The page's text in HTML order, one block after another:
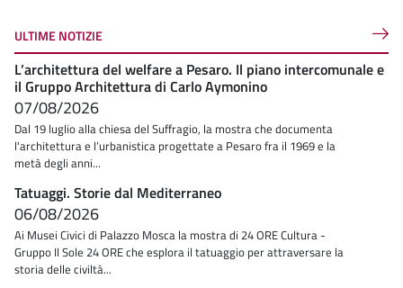
ULTIME NOTIZIE
L’architettura del welfare a Pesaro. Il piano intercomunale e
il Gruppo Architettura di Carlo Aymonino
07/08/2026
Dal 19 luglio alla chiesa del Suffragio, la mostra che documenta
l'architettura e l’urbanistica progettate a Pesaro fra il 1969 e la
metà degli anni...
Tatuaggi. Storie dal Mediterraneo
06/08/2026
Ai Musei Civici di Palazzo Mosca la mostra di 24 ORE Cultura -
Gruppo Il Sole 24 ORE che esplora il tatuaggio per attraversare la
storia delle civiltà...